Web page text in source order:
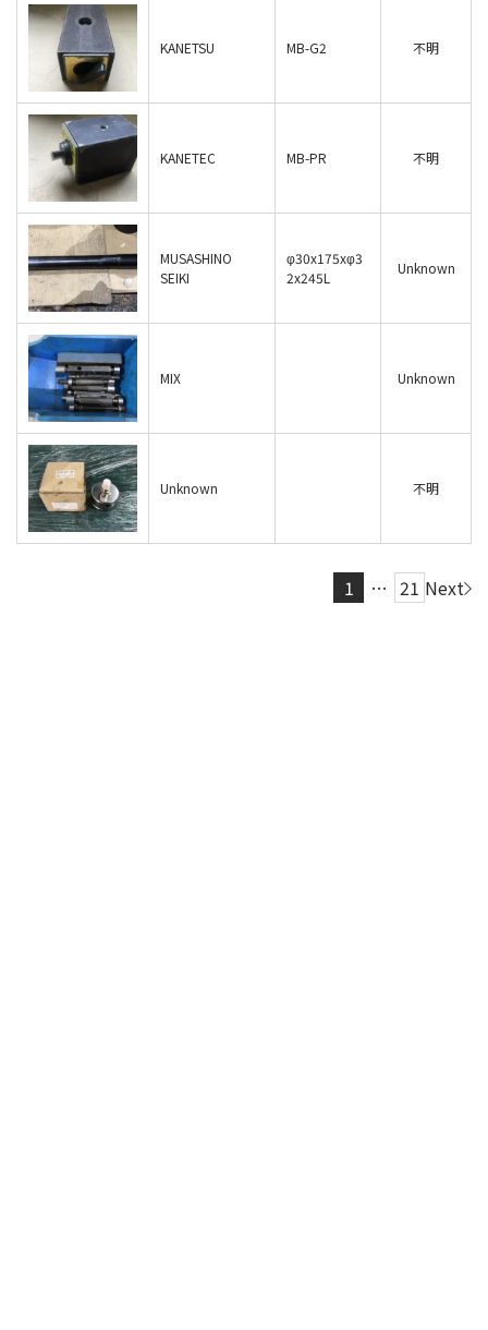
KANETSU MB-G2 不明
KANETEC MB-PR 不明
MUSASHINO
SEIKI
φ30x175xφ3
2x245L
Unknown
MIX Unknown
Unknown 不明
1 … 21 Next